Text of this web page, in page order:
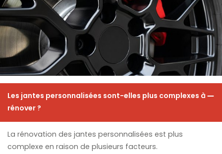
Les jantes personnalisées sont-elles plus complexes à
rénover ?
La rénovation des jantes personnalisées est plus
complexe en raison de plusieurs facteurs.